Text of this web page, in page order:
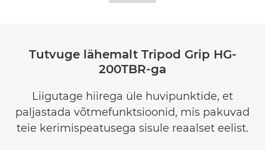
Tutvuge lähemalt Tripod Grip HG-
200TBR-ga
Liigutage hiirega üle huvipunktide, et
paljastada võtmefunktsioonid, mis pakuvad
teie kerimispeatusega sisule reaalset eelist.